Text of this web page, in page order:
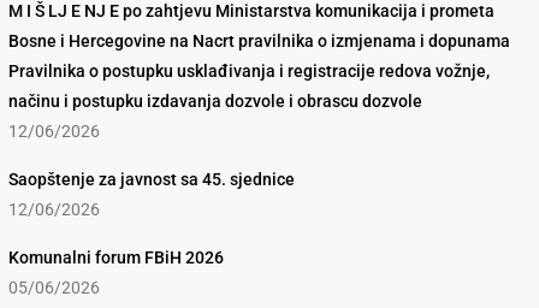
M I Š LJ E NJ E po zahtjevu Ministarstva komunikacija i prometa
Bosne i Hercegovine na Nacrt pravilnika o izmjenama i dopunama
Pravilnika o postupku usklađivanja i registracije redova vožnje,
načinu i postupku izdavanja dozvole i obrascu dozvole
12/06/2026
Saopštenje za javnost sa 45. sjednice
12/06/2026
Komunalni forum FBiH 2026
05/06/2026